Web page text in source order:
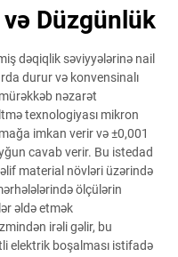
Düzgünlük
dəqiqlik səviyyələrinə nail
durur və konvensinalı
nəzarət
texnologiyası mikron
imkan verir və ±0,001
cavab verir. Bu istedad
material növləri üzərində
ölçülərin
əldə etmək
irəli gəlir, bu
elektrik boşalması istifadə